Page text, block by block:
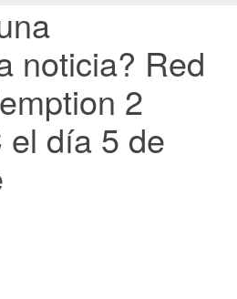
noticia? Red
2
el día 5 de